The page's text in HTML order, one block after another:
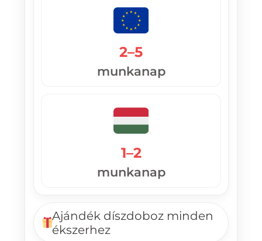
1–2
munkanap
2–5
munkanap
Ajándék díszdoboz minden
ékszerhez